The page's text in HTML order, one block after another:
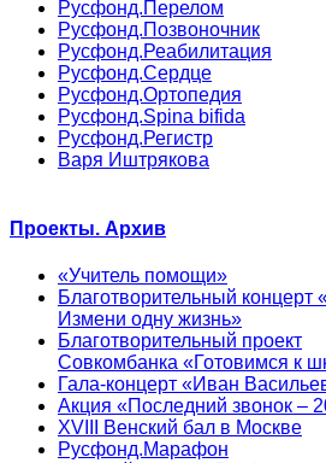
Русфонд.Перелом
Русфонд.Позвоночник
Русфонд.Реабилитация
Русфонд.Сердце
Русфонд.Ортопедия
Русфонд.Spina bifida
Русфонд.Регистр
Варя Иштрякова
Проекты. Архив
«Учитель помощи»
Благотворительный концерт
Измени одну жизнь»
Благотворительный проект
Совкомбанка «Готовимся к
Гала-концерт «Иван
Акция «Последний звонок –
XVIII Венский бал в Москве
Русфонд.Марафон